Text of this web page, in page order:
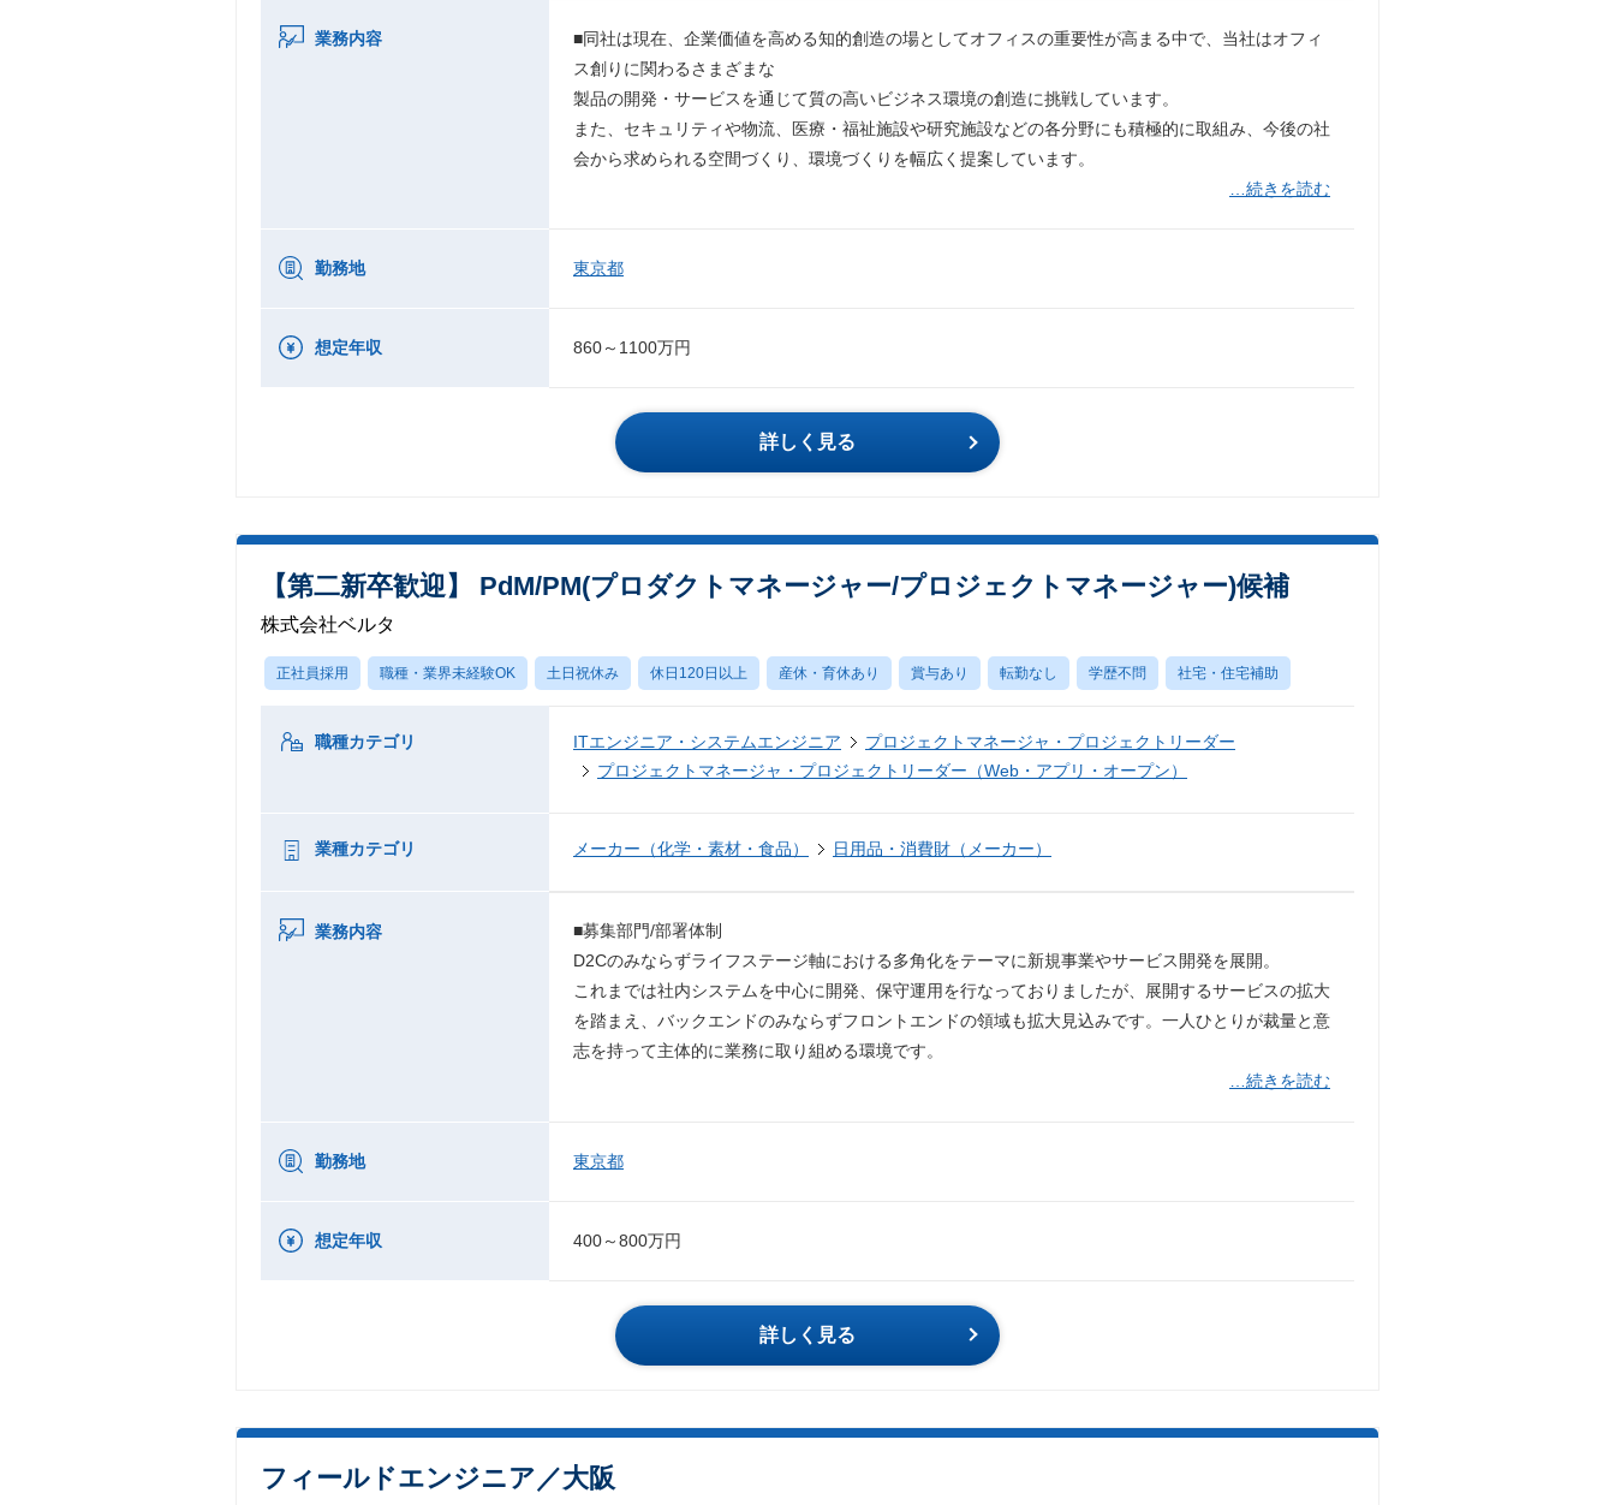
業務内容
■同社は現在、企業価値を高める知的創造の場としてオフィスの重要性が高まる中で、当社はオフィ
ス創りに関わるさまざまな
製品の開発・サービスを通じて質の高いビジネス環境の創造に挑戦しています。
また、セキュリティや物流、医療・福祉施設や研究施設などの各分野にも積極的に取組み、今後の社
会から求められる空間づくり、環境づくりを幅広く提案しています。
…続きを読む
勤務地 東京都
想定年収 860～1100万円
詳しく見る
【第二新卒歓迎】 PdM/PM(プロダクトマネージャー/プロジェクトマネージャー)候補
株式会社ベルタ
正社員採用 職種・業界未経験OK 土日祝休み 休日120日以上 産休・育休あり 賞与あり 転勤なし 学歴不問 社宅・住宅補助
職種カテゴリ ITエンジニア・システムエンジニア
プロジェクトマネージャ・プロジェクトリーダー
プロジェクトマネージャ・プロジェクトリーダー（Web・アプリ・オープン）
業種カテゴリ メーカー（化学・素材・食品） 日用品・消費財（メーカー）
業務内容
■募集部門/部署体制
D2Cのみならずライフステージ軸における多角化をテーマに新規事業やサービス開発を展開。
これまでは社内システムを中心に開発、保守運用を行なっておりましたが、展開するサービスの拡大
を踏まえ、バックエンドのみならずフロントエンドの領域も拡大見込みです。一人ひとりが裁量と意
志を持って主体的に業務に取り組める環境です。
…続きを読む
勤務地 東京都
想定年収 400～800万円
詳しく見る
フィールドエンジニア／大阪